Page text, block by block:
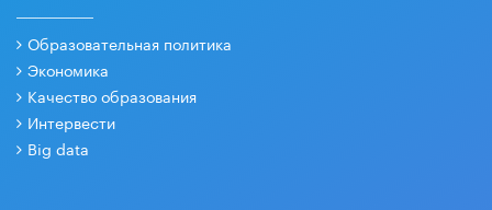
Образовательная политика
Экономика
Качество образования
Интервести
Big data